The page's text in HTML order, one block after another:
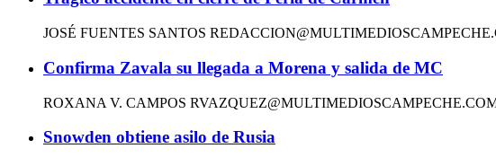
JOSÉ FUENTES SANTOS
Confirma Zavala su llegada a Morena y salida de MC
ROXANA V. CAMPOS
Snowden obtiene asilo de Rusia